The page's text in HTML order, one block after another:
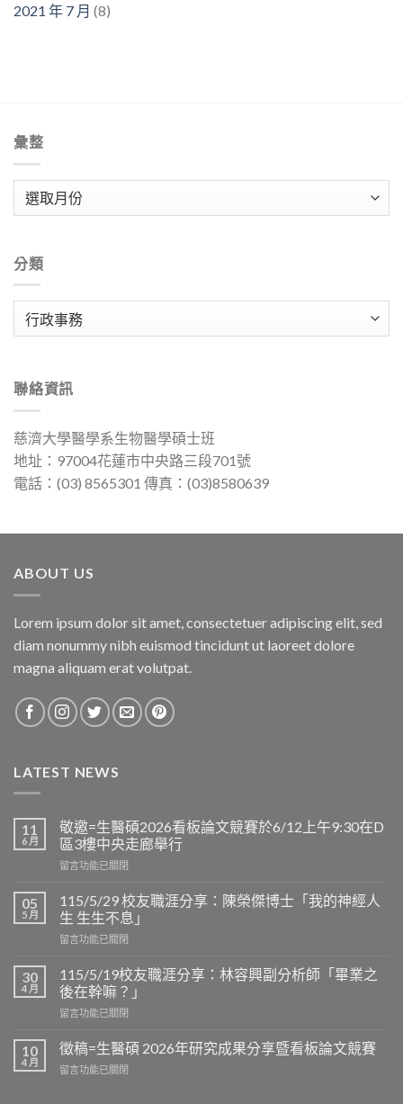
2021 年 7 月 (8)
彙整
分類
聯絡資訊
慈濟大學醫學系生物醫學碩士班
地址：97004花蓮市中央路三段701號
電話：(03) 8565301 傳真：(03)8580639
ABOUT US
Lorem ipsum dolor sit amet, consectetuer adipiscing elit, sed
diam nonummy nibh euismod tincidunt ut laoreet dolore
magna aliquam erat volutpat.
LATEST NEWS
11
6 月
敬邀=生醫碩2026看板論文競賽於6/12上午9:30在D
區3樓中央走廊舉行
在
邀
=
生
醫
2026
看
板
論
競
賽
留言功能已關閉
05
5 月
115/5/29 校友職涯分享：陳榮傑博士「我的神經人
生 生生不息」
在
校
友
職
涯
享：
榮
留言功能已關閉
30
4 月
115/5/19校友職涯分享：林容興副分析師「畢業之
後在幹嘛？」
在
校
友
職
留言功能已關閉
10
4 月
徵稿=生醫碩 2026年研究成果分享暨看板論文競賽
在
留言功能已關閉